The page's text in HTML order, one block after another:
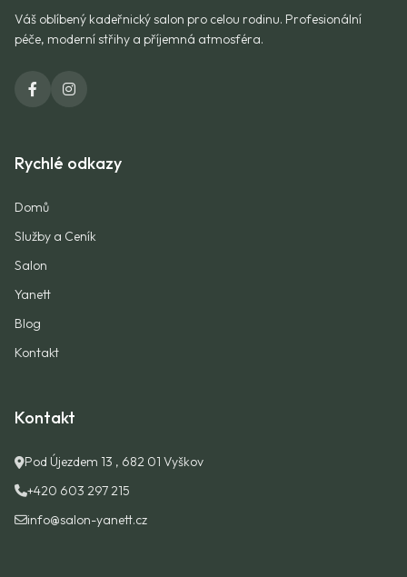
Váš oblíbený kadeřnický salon pro celou rodinu. Profesionální
péče, moderní střihy a příjemná atmosféra.
Rychlé odkazy
Domů
Služby a Ceník
Salon
Yanett
Blog
Kontakt
Kontakt
Pod Újezdem 13 , 682 01 Vyškov
+420 603 297 215
info@salon-yanett.cz